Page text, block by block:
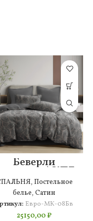
Беверли
КПБ
Макси 2н
, Постельное
белье, Сатин
Евро-МК-08Бв
25150,00₽